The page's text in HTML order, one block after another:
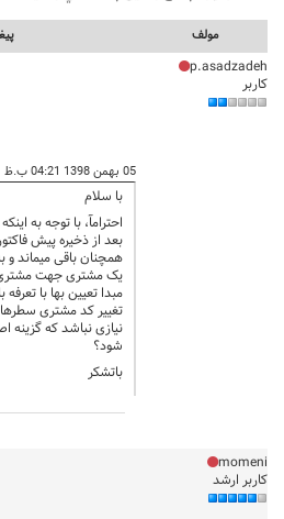
مولف
p.asadzadeh
کاربر
05 بهمن 1398 04:21 ب.ظ
با سلام
احترامآ، با توجه به
بعد از ذخیره پیش
همچنان باقی میماند و
یک مشتری جهت مشتری
مبدا تعیین بها با
تغییر کد مشتری
نیازی نباشد که گزینه
شود؟
باتشکر
momeni
کاربر ارشد